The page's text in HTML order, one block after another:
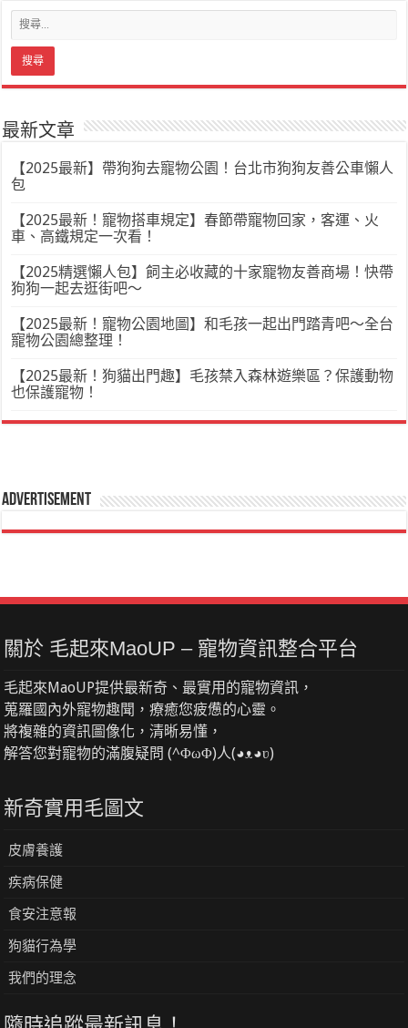
最新文章
【2025最新】帶狗狗去寵物公園！台北市狗狗友善公車懶人
包
【2025最新！寵物搭車規定】春節帶寵物回家，客運、火
車、高鐵規定一次看！
【2025精選懶人包】飼主必收藏的十家寵物友善商場！快帶
狗狗一起去逛街吧～
【2025最新！寵物公園地圖】和毛孩一起出門踏青吧～全台
寵物公園總整理！
【2025最新！狗貓出門趣】毛孩禁入森林遊樂區？保護動物
也保護寵物！
Advertisement
關於 毛起來MaoUP – 寵物資訊整合平台
毛起來MaoUP提供最新奇、最實用的寵物資訊，
蒐羅國內外寵物趣聞，療癒您疲憊的心靈。
將複雜的資訊圖像化，清晰易懂，
解答您對寵物的滿腹疑問 (^ΦωΦ)人(◕ᴥ◕ʋ)
新奇實用毛圖文
皮膚養護
疾病保健
食安注意報
狗貓行為學
我們的理念